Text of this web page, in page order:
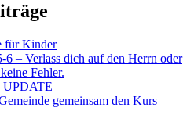
für Kinder
6 – Verlass dich auf den Herrn oder
Fehler.
gemeinsam den Kurs